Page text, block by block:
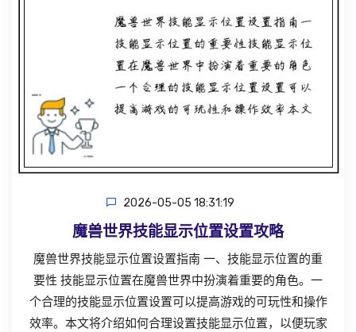
2026-05-05 18:31:19
魔兽世界技能显示位置设置攻略
魔兽世界技能显示位置设置指南 一、技能显示位置的重
要性 技能显示位置在魔兽世界中扮演着重要的角色。一
个合理的技能显示位置设置可以提高游戏的可玩性和操作
效率。本文将介绍如何合理设置技能显示位置，以便玩家